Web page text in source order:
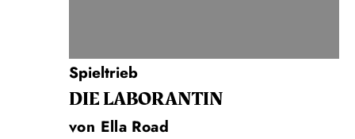
Spieltrieb
DIE LA­BO­RAN­TIN
von Ella Road